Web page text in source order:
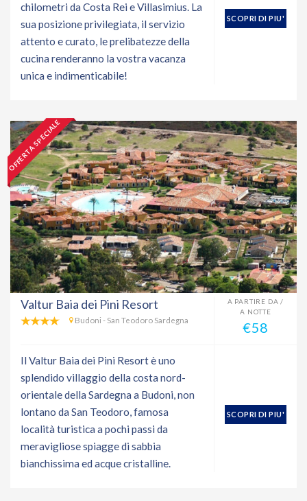
chilometri da Costa Rei e Villasimius. La
sua posizione privilegiata, il servizio
attento e curato, le prelibatezze della
cucina renderanno la vostra vacanza
unica e indimenticabile!
SCOPRI DI PIU'
OFFERTA SPECIALE
Valtur Baia dei Pini Resort
Budoni - San Teodoro Sardegna
A PARTIRE DA /
A NOTTE
€58
Il Valtur Baia dei Pini Resort è uno
splendido villaggio della costa nord-
orientale della Sardegna a Budoni, non
lontano da San Teodoro, famosa
località turistica a pochi passi da
meravigliose spiagge di sabbia
bianchissima ed acque cristalline.
SCOPRI DI PIU'